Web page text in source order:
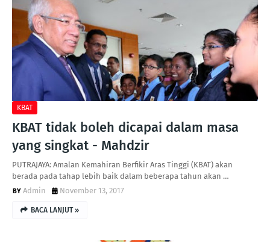
KBAT
KBAT tidak boleh dicapai dalam masa
yang singkat - Mahdzir
PUTRAJAYA: Amalan Kemahiran Berfikir Aras Tinggi (KBAT) akan
berada pada tahap lebih baik dalam beberapa tahun akan …
Admin
November 13, 2017
BACA LANJUT »